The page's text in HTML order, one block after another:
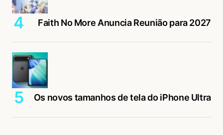
Faith No More Anuncia Reunião para 2027
Os novos tamanhos de tela do iPhone Ultra